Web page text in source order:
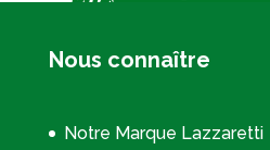
Nous connaître
Notre Marque Lazzaretti